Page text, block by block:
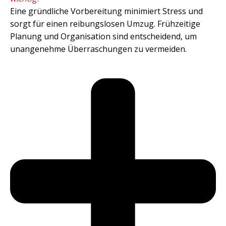
Eine gründliche Vorbereitung minimiert Stress und
sorgt für einen reibungslosen Umzug. Frühzeitige
Planung und Organisation sind entscheidend, um
unangenehme Überraschungen zu vermeiden.